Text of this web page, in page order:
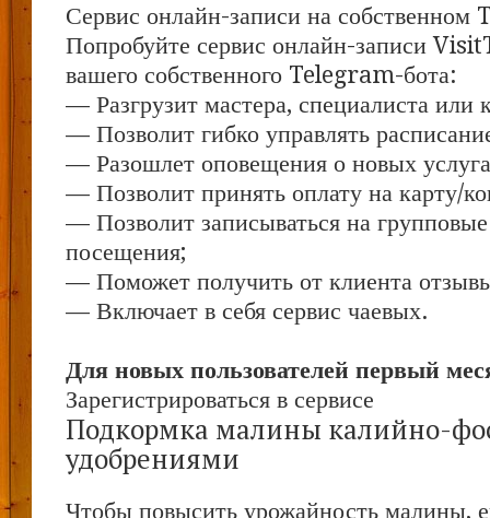
Сервис онлайн-записи на собственном
Попробуйте сервис онлайн-записи
вашего собственного Telegram-бота:
— Разгрузит мастера, специалиста или
— Позволит гибко управлять
— Разошлет оповещения о новых
— Позволит принять оплату на карту/
— Позволит записываться на
посещения;
— Поможет получить от клиента
— Включает в себя сервис чаевых.
Для новых пользователей первый
Зарегистрироваться в сервисе
Подкормка малины калийно-
удобрениями
Чтобы повысить урожайность малины,